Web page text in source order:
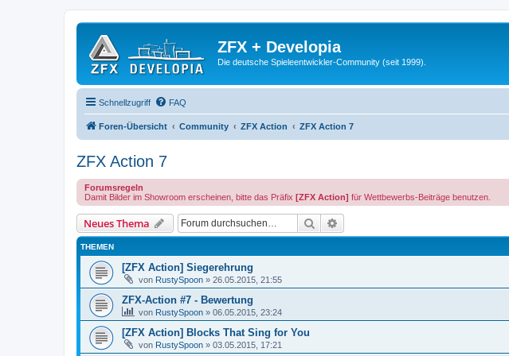
ZFX + Developia
Die deutsche Spieleentwickler-Community (seit 1999).
Schnellzugriff FAQ
Foren-Übersicht Community ZFX Action ZFX Action 7
ZFX Action 7
Forumsregeln
Damit Bilder im Showroom erscheinen, bitte das Präfix [ZFX Action] für Wettbewerbs-Beiträge benutzen.
Neues Thema Suche
THEMEN
[ZFX Action] Siegerehrung
von RustySpoon » 26.05.2015, 21:55
ZFX-Action #7 - Bewertung
von RustySpoon » 06.05.2015, 23:24
[ZFX Action] Blocks That Sing for You
von RustySpoon » 03.05.2015, 17:21